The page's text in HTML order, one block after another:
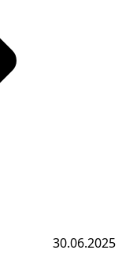
30.06.2025